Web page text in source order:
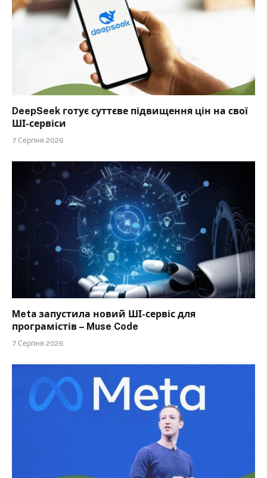
DeepSeek готує суттєве підвищення цін на свої
ШІ-сервіси
7 Серпня 2026
Meta запустила новий ШІ-сервіс для
програмістів – Muse Code
7 Серпня 2026